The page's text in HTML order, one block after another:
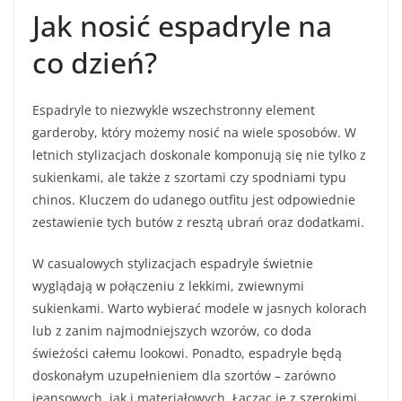
Jak nosić espadryle na
co dzień?
Espadryle to niezwykle wszechstronny element
garderoby, który możemy nosić na wiele sposobów. W
letnich stylizacjach doskonale komponują się nie tylko z
sukienkami, ale także z szortami czy spodniami typu
chinos. Kluczem do udanego outfitu jest odpowiednie
zestawienie tych butów z resztą ubrań oraz dodatkami.
W casualowych stylizacjach espadryle świetnie
wyglądają w połączeniu z lekkimi, zwiewnymi
sukienkami. Warto wybierać modele w jasnych kolorach
lub z zanim najmodniejszych wzorów, co doda
świeżości całemu lookowi. Ponadto, espadryle będą
doskonałym uzupełnieniem dla szortów – zarówno